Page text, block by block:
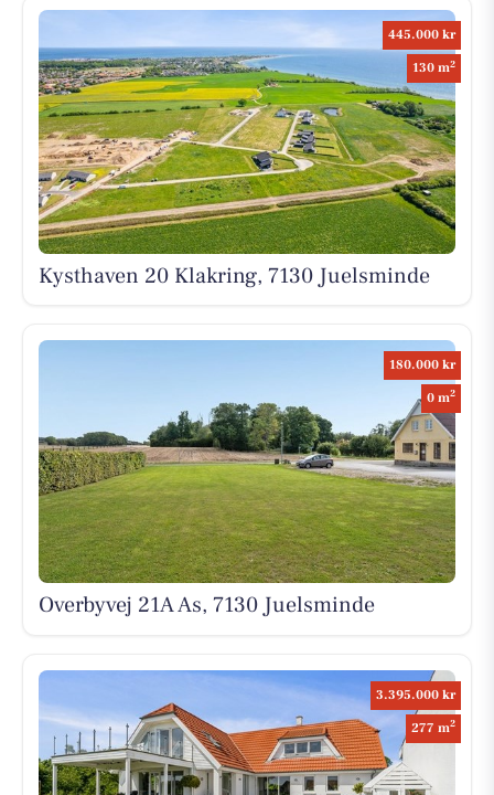
445.000 kr
130 m2
Kysthaven 20 Klakring, 7130 Juelsminde
180.000 kr
0 m2
Overbyvej 21A As, 7130 Juelsminde
3.395.000 kr
277 m2